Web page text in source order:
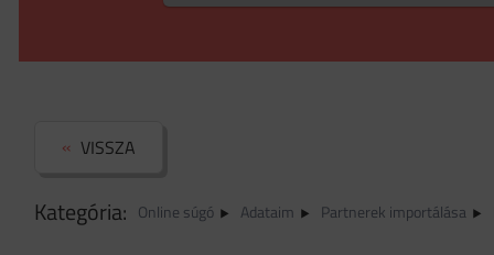
Kategória: Online súgó Adataim Partnerek importálása
VISSZA